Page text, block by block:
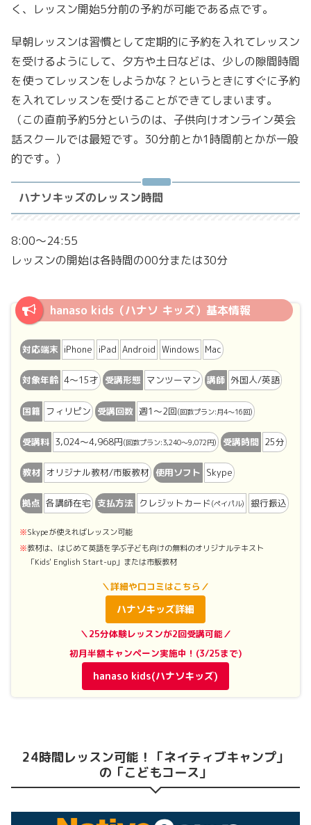
く、レッスン開始5分前の予約が可能である点です。
早朝レッスンは習慣として定期的に予約を入れてレッスン
を受けるようにして、夕方や土日などは、少しの隙間時間
を使ってレッスンをしようかな？というときにすぐに予約
を入れてレッスンを受けることができてしまいます。
（この直前予約5分というのは、子供向けオンライン英会
話スクールでは最短です。30分前とか1時間前とかが一般
的です。）
ハナソキッズのレッスン時間
8:00～24:55
レッスンの開始は各時間の00分または30分
hanaso kids（ハナソ キッズ）基本情報
対応端末 iPhone iPad Android Windows Mac
対象年齢 4〜15才 受講形態 マンツーマン 講師 外国人/英語
国籍 フィリピン 受講回数 週1〜2回(回数プラン:月4〜16回)
受講料 3,024〜4,968円(回数プラン:3,240〜9,072円) 受講時間 25分
教材 オリジナル教材/市販教材 使用ソフト Skype
拠点 各講師在宅 支払方法 クレジットカード (ペイパル) 銀行振込
Skypeが使えればレッスン可能
教材は、はじめて英語を学ぶ子ども向けの無料のオリジナルテキスト
「Kids' English Start-up」または市販教材
＼詳細や口コミはこちら／
ハナソキッズ詳細
＼25分体験レッスンが2回受講可能／
初月半額キャンペーン実施中！(3/25まで)
hanaso kids(ハナソキッズ)
24時間レッスン可能！「ネイティブキャンプ」
の「こどもコース」